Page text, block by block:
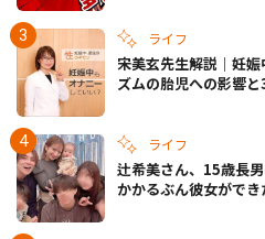
ライフ
宋美玄先生解説｜妊
ズムの胎児への影響
ライフ
辻希美さん、15歳長
かかるぶん彼女がで